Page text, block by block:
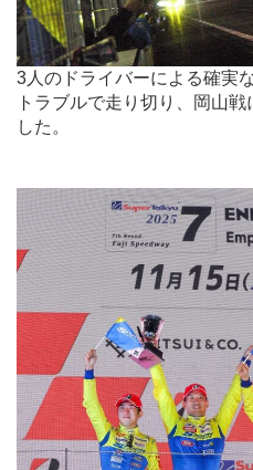
3人のドライバーによる確実
トラブルで走り切り、岡山
した。